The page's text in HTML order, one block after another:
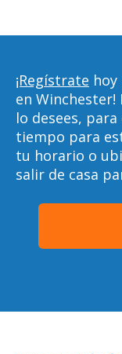
¡Regístrate hoy
en Winchester!
lo desees,
tiempo para
tu horario o
salir de casa